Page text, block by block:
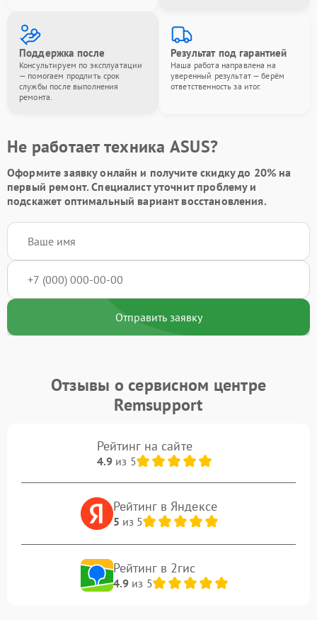
Поддержка после
Консультируем по эксплуатации
— помогаем продлить срок
службы после выполнения
ремонта.
Результат под гарантией
Наша работа направлена на
уверенный результат — берём
ответственность за итог.
Не работает техника ASUS?
Оформите заявку онлайн и получитескидку до 20% на
первый ремонт. Специалист уточнит проблему и
подскажет оптимальный вариант восстановления.
Отправить заявку
Отзывы о сервисном центре
Remsupport
Рейтинг на сайте
4.9из 5
Рейтинг в Яндексе
5 из 5
Рейтинг в 2гис
4.9из 5